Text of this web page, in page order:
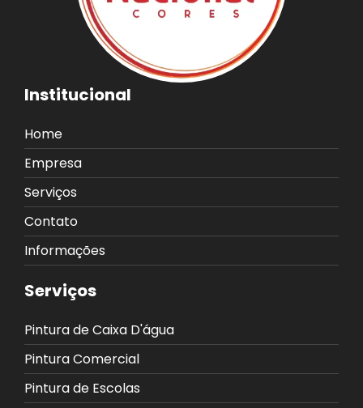
Institucional
Home
Empresa
Serviços
Contato
Informações
Serviços
Pintura de Caixa D'água
Pintura Comercial
Pintura de Escolas